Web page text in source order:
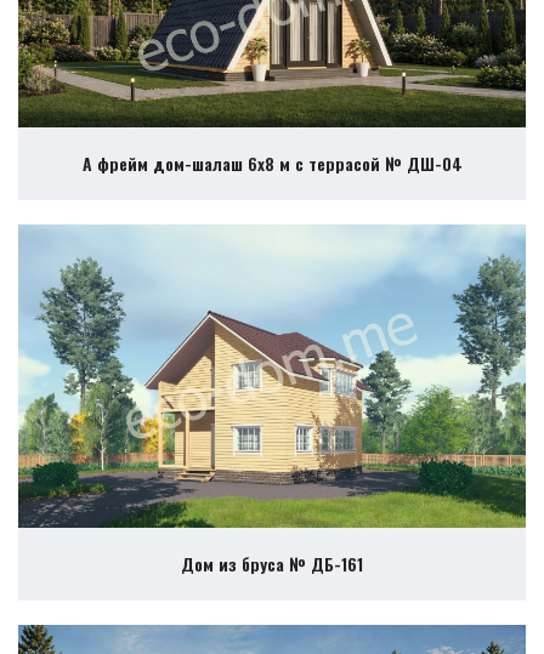
А фрейм дом-шалаш 6х8 м с террасой № ДШ-04
Дом из бруса № ДБ-161